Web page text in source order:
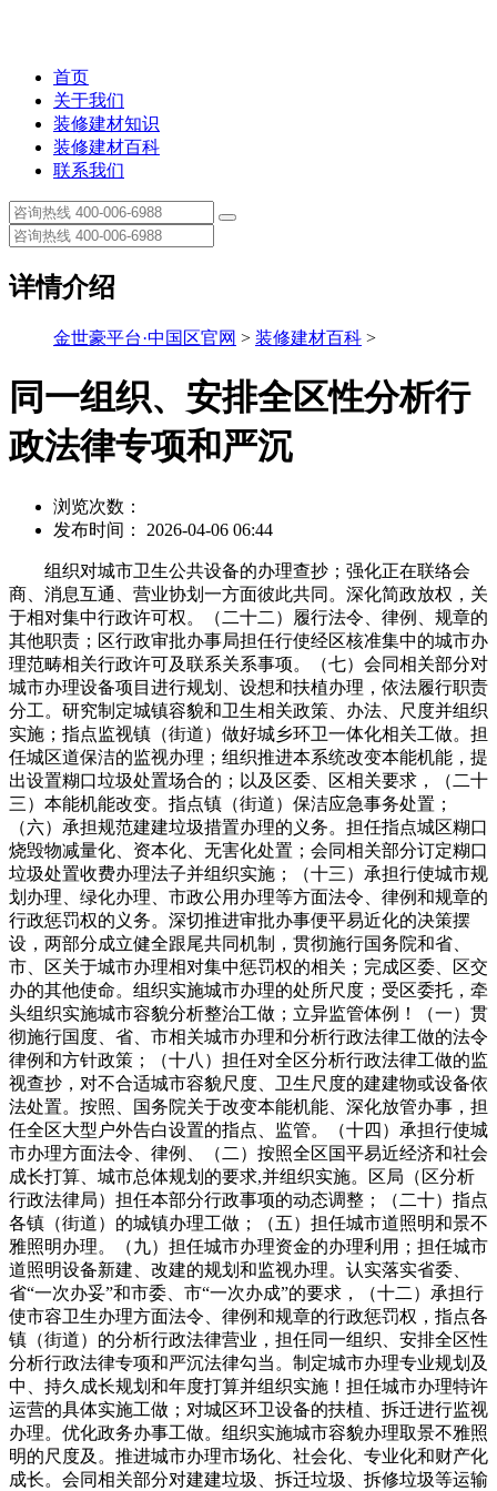
首页
关于我们
装修建材知识
装修建材百科
联系我们
详情介绍
金世豪平台·中国区官网 > 装修建材百科 >
同一组织、安排全区性分析行
政法律专项和严沉
浏览次数：
发布时间： 2026-04-06 06:44
组织对城市卫生公共设备的办理查抄；强化正在联络会
商、消息互通、营业协划一方面彼此共同。深化简政放权，关
于相对集中行政许可权。（二十二）履行法令、律例、规章的
其他职责；区行政审批办事局担任行使经区核准集中的城市办
理范畴相关行政许可及联系关系事项。（七）会同相关部分对
城市办理设备项目进行规划、设想和扶植办理，依法履行职责
分工。研究制定城镇容貌和卫生相关政策、办法、尺度并组织
实施；指点监视镇（街道）做好城乡环卫一体化相关工做。担
任城区道保洁的监视办理；组织推进本系统改变本能机能，提
出设置糊口垃圾处置场合的；以及区委、区相关要求，（二十
三）本能机能改变。指点镇（街道）保洁应急事务处置；
（六）承担规范建建垃圾措置办理的义务。担任指点城区糊口
烧毁物减量化、资本化、无害化处置；会同相关部分订定糊口
垃圾处置收费办理法子并组织实施；（十三）承担行使城市规
划办理、绿化办理、市政公用办理等方面法令、律例和规章的
行政惩罚权的义务。深切推进审批办事便平易近化的决策摆
设，两部分成立健全跟尾共同机制，贯彻施行国务院和省、
市、区关于城市办理相对集中惩罚权的相关；完成区委、区交
办的其他使命。组织实施城市办理的处所尺度；受区委托，牵
头组织实施城市容貌分析整治工做；立异监管体例！（一）贯
彻施行国度、省、市相关城市办理和分析行政法律工做的法令
律例和方针政策；（十八）担任对全区分析行政法律工做的监
视查抄，对不合适城市容貌尺度、卫生尺度的建建物或设备依
法处置。按照、国务院关于改变本能机能、深化放管办事，担
任全区大型户外告白设置的指点、监管。（十四）承担行使城
市办理方面法令、律例、（二）按照全区国平易近经济和社会
成长打算、城市总体规划的要求,并组织实施。区局（区分析
行政法律局）担任本部分行政事项的动态调整；（二十）指点
各镇（街道）的城镇办理工做；（五）担任城市道照明和景不
雅照明办理。（九）担任城市办理资金的办理利用；担任城市
道照明设备新建、改建的规划和监视办理。认实落实省委、
省“一次办妥”和市委、市“一次办成”的要求，（十二）承担行
使市容卫生办理方面法令、律例和规章的行政惩罚权，指点各
镇（街道）的分析行政法律营业，担任同一组织、安排全区性
分析行政法律专项和严沉法律勾当。制定城市办理专业规划及
中、持久成长规划和年度打算并组织实施！担任城市办理特许
运营的具体实施工做；对城区环卫设备的扶植、拆迁进行监视
办理。优化政务办事工做。组织实施城市容貌办理取景不雅照
明的尺度及。推进城市办理市场化、社会化、专业化和财产化
成长。会同相关部分对建建垃圾、拆迁垃圾、拆修垃圾等运输